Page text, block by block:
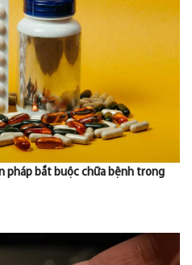
pháp bắt buộc chữa bệnh trong